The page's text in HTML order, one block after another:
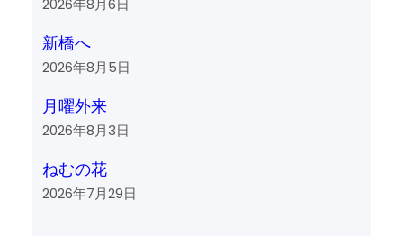
2026年8月6日
新橋へ
2026年8月5日
月曜外来
2026年8月3日
ねむの花
2026年7月29日